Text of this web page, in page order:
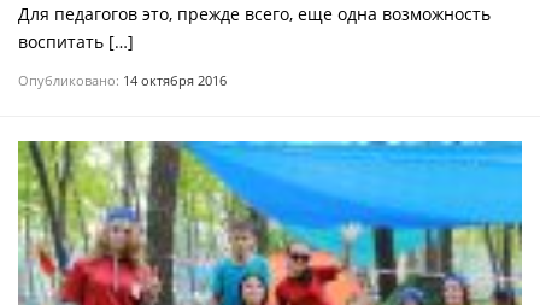
Для педагогов это, прежде всего, еще одна возможность
воспитать […]
Опубликовано: 14 октября 2016